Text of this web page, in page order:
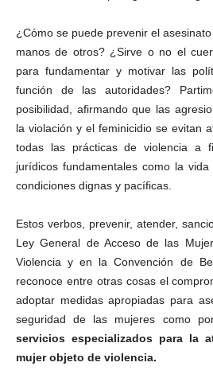
¿Cómo se puede prevenir el
manos de otros? ¿Sirve o no el
para fundamentar y motivar las
función de las autoridades?
posibilidad, afirmando que las
la violación y el feminicidio se evitan
todas las prácticas de violencia a
jurídicos fundamentales como la
condiciones dignas y pacíficas.
Estos verbos, prevenir, atender,
Ley General de Acceso de las
Violencia y en la Convención de
reconoce entre otras cosas el
adoptar medidas apropiadas para
seguridad de las mujeres como
servicios especializados para la
mujer objeto de violencia.